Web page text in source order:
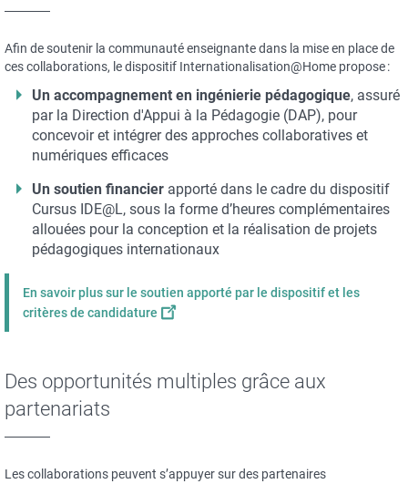
Afin de soutenir la communauté enseignante dans la mise en place de
ces collaborations, le dispositif Internationalisation@Home propose :
Un accompagnement en ingénierie pédagogique, assuré
par la Direction d'Appui à la Pédagogie (DAP), pour
concevoir et intégrer des approches collaboratives et
numériques efficaces
Un soutien financier apporté dans le cadre du dispositif
Cursus IDE@L, sous la forme d’heures complémentaires
allouées pour la conception et la réalisation de projets
pédagogiques internationaux
En savoir plus sur le soutien apporté par le dispositif et les
critères de candidature
Des opportunités multiples grâce aux
partenariats
Les collaborations peuvent s’appuyer sur des partenaires